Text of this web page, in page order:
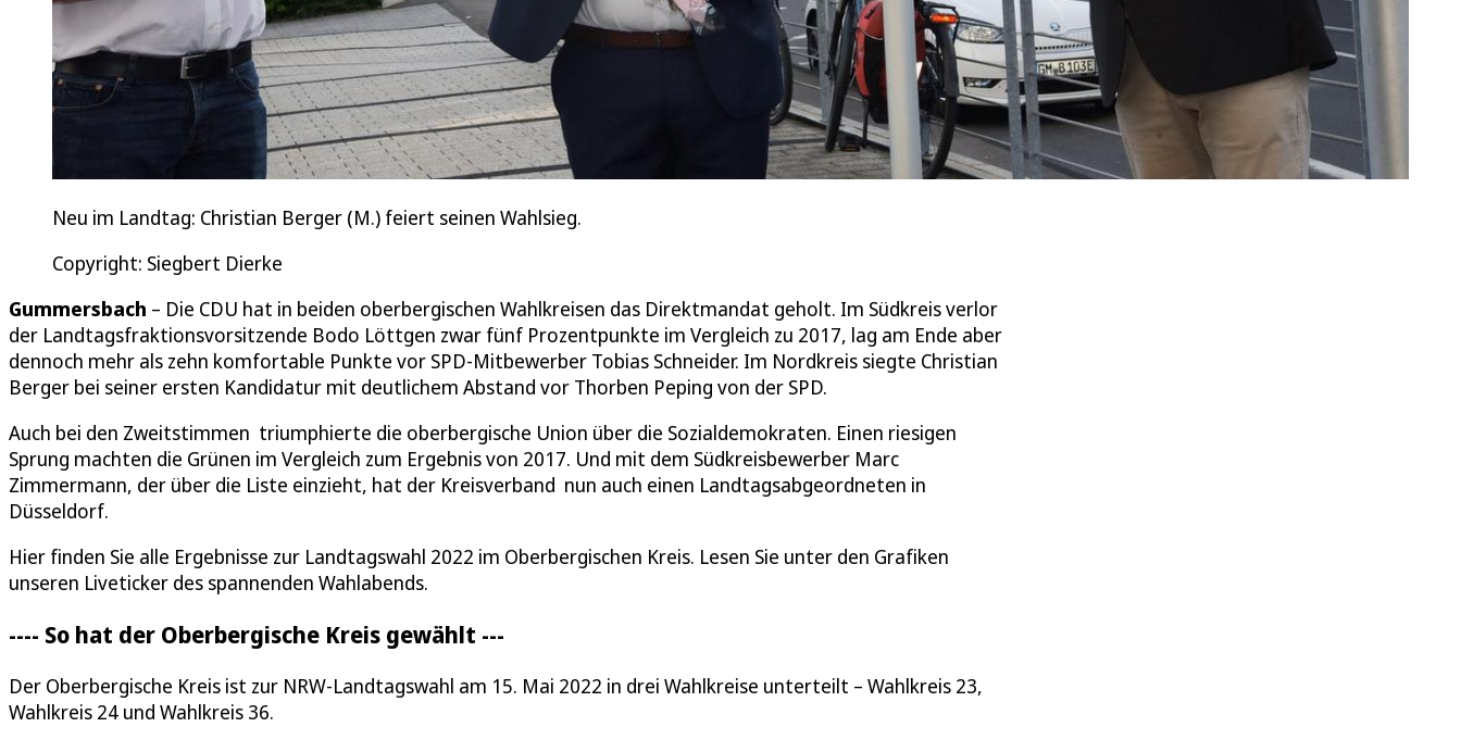
Neu im Landtag: Christian Berger (M.) feiert seinen Wahlsieg.
Copyright: Siegbert Dierke
Gummersbach – Die CDU hat in beiden oberbergischen Wahlkreisen das Direktmandat geholt. Im Südkreis verlor
der Landtagsfraktionsvorsitzende Bodo Löttgen zwar fünf Prozentpunkte im Vergleich zu 2017, lag am Ende aber
dennoch mehr als zehn komfortable Punkte vor SPD-Mitbewerber Tobias Schneider. Im Nordkreis siegte Christian
Berger bei seiner ersten Kandidatur mit deutlichem Abstand vor Thorben Peping von der SPD.
Auch bei den Zweitstimmen triumphierte die oberbergische Union über die Sozialdemokraten. Einen riesigen
Sprung machten die Grünen im Vergleich zum Ergebnis von 2017. Und mit dem Südkreisbewerber Marc
Zimmermann, der über die Liste einzieht, hat der Kreisverband nun auch einen Landtagsabgeordneten in
Düsseldorf.
Hier finden Sie alle Ergebnisse zur Landtagswahl 2022 im Oberbergischen Kreis. Lesen Sie unter den Grafiken
unseren Liveticker des spannenden Wahlabends.
---- So hat der Oberbergische Kreis gewählt ---
Der Oberbergische Kreis ist zur NRW-Landtagswahl am 15. Mai 2022 in drei Wahlkreise unterteilt – Wahlkreis 23,
Wahlkreis 24 und Wahlkreis 36.